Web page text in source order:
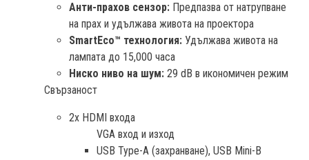
Анти-прахов сензор: Предпазва от натрупване
на прах и удължава живота на проектора
SmartEco™ технология: Удължава живота на
лампата до 15,000 часа
Ниско ниво на шум: 29 dB в икономичен режим
Свързаност
2x HDMI входа
VGA вход и изход
USB Type-A (захранване), USB Mini-B